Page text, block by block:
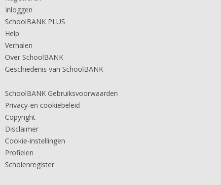
Inloggen
SchoolBANK PLUS
Help
Verhalen
Over SchoolBANK
Geschiedenis van SchoolBANK
SchoolBANK Gebruiksvoorwaarden
Privacy-en cookiebeleid
Copyright
Disclaimer
Cookie-instellingen
Profielen
Scholenregister